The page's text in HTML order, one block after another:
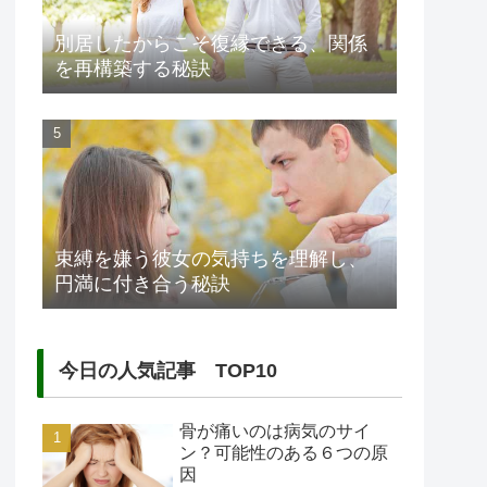
別居したからこそ復縁できる、関係
を再構築する秘訣
束縛を嫌う彼女の気持ちを理解し、
円満に付き合う秘訣
今日の人気記事 TOP10
骨が痛いのは病気のサイ
ン？可能性のある６つの原
因